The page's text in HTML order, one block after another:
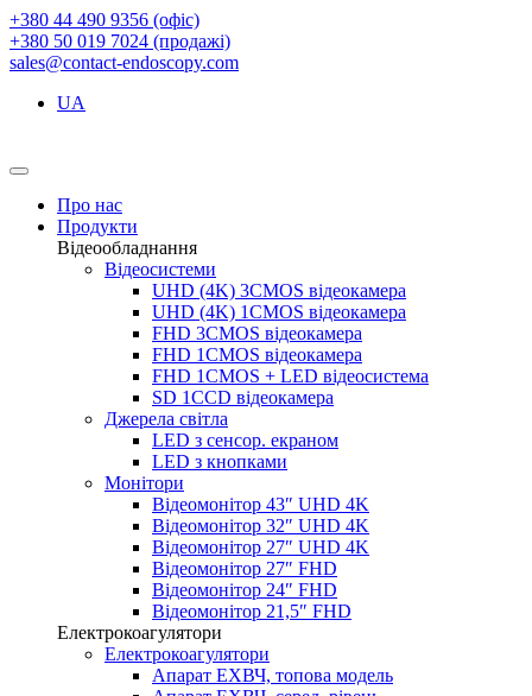
+380 44 490 9356 (офіс)
+380 50 019 7024 (продажі)
sales@contact-endoscopy.com
UA
Про нас
Продукти
Відеообладнання
Відеосистеми
UHD (4K) 3CMOS відеокамера
UHD (4K) 1CMOS відеокамера
FHD 3CMOS відеокамера
FHD 1CMOS відеокамера
FHD 1CMOS + LED відеосистема
SD 1CCD відеокамера
Джерела світла
LED з сенсор. екраном
LED з кнопками
Монітори
Відеомонітор 43″ UHD 4K
Відеомонітор 32″ UHD 4K
Відеомонітор 27″ UHD 4K
Відеомонітор 27″ FHD
Відеомонітор 24″ FHD
Відеомонітор 21,5″ FHD
Електрокоагулятори
Електрокоагулятори
Апарат ЕХВЧ, топова модель